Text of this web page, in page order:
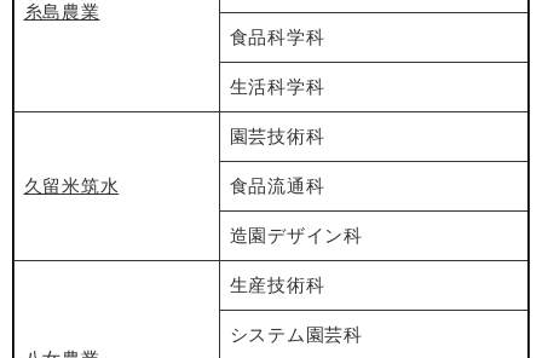
糸島農業
食品科学科
生活科学科
久留米筑水
園芸技術科
食品流通科
造園デザイン科
生産技術科
システム園芸科